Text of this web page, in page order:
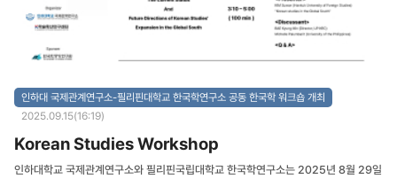
의 역사적 뿌리와 해외 한인사 연구를 연결하는 학술적 계기를 마련했다는 점에서 큰
의미를 지닌다. 하와이 한인사회의 교육정신이 인하대학교의 설립 이념과 맞닿아 있음
을 재조명하며, ‘교육을 통한 민족공동체 형성’ 이라는 가치가 오늘날에도 유효한 학문
적 관심을 촉진할 수 있는 과정임을 보여준 뜻 깊은 행사였다.
인하대 국제관계연구소-필리핀대학교 한국학연구소 공동 한국학 워크숍 개최
2025.09.15(16:19)
Korean Studies Workshop
인하대학교 국제관계연구소와 필리핀국립대학교 한국학연구소는 2025년 8월 29일